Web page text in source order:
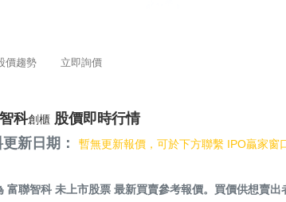
價趨勢 立即詢價
科創櫃 股價即時行情
更新日期：暫無更新報價，可於下方聯繫 IPO贏家窗
富聯智科 未上市股票 最新買賣參考報價。買價供想賣